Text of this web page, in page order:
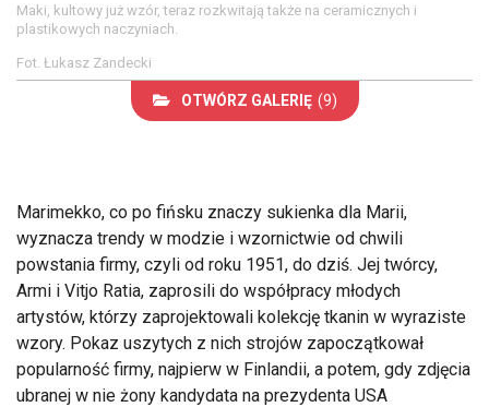
Maki, kultowy już wzór, teraz rozkwitają także na ceramicznych i
plastikowych naczyniach.
Fot. Łukasz Zandecki
OTWÓRZ GALERIĘ (9)
Marimekko, co po fińsku znaczy sukienka dla Marii,
wyznacza trendy w modzie i wzornictwie od chwili
powstania firmy, czyli od roku 1951, do dziś. Jej twórcy,
Armi i Vitjo Ratia, zaprosili do współpracy młodych
artystów, którzy zaprojektowali kolekcję tkanin w wyraziste
wzory. Pokaz uszytych z nich strojów zapoczątkował
popularność firmy, najpierw w Finlandii, a potem, gdy zdjęcia
ubranej w nie żony kandydata na prezydenta USA